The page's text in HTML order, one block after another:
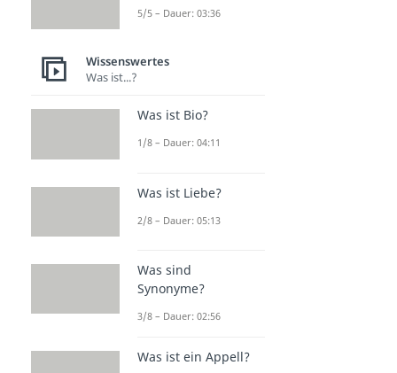
5/5 – Dauer: 03:36
Wissenswertes
Was ist...?
Was ist Bio?
1/8 – Dauer: 04:11
Was ist Liebe?
2/8 – Dauer: 05:13
Was sind
Synonyme?
3/8 – Dauer: 02:56
Was ist ein Appell?